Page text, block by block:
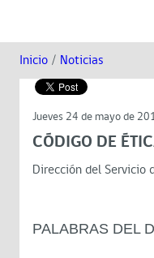
Inicio / Noticias
Jueves 24 de mayo de
CÓDIGO DE
Dirección del Servicio
PALABRAS DEL